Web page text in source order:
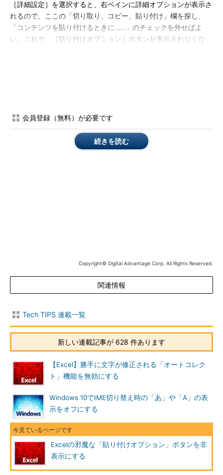
［詳細設定］を選択すると、右ペインに詳細オプションが表示さ
れるので、ここの「切り取り、コピー、貼り付け」欄を探し、
「コンテンツを貼り付けるときに……」のチェックを外せばよ
い。これで、［貼り付けオプション］ボタンが表示されなくな
▼
［貼り付けオプション］ボタンを非表示設定にする（2）
［Excelのオプション］ダイアログが開くので、左メニュー
の［詳細設定］を選択する。
▼
会員登録（無料）が必要です
続きを読む
Copyright© Digital Advantage Corp. All Rights Reserved.
関連情報
Tech TIPS 連載一覧
新しい連載記事が 628 件あります
【Excel】勝手に文字が修正される「オートコレク
ト」機能を無効にする
Windows 10でIME切り替え時の「あ」や「A」の表
示をオフにする
Excelの邪魔な「貼り付けオプション」ボタンを非
表示にする